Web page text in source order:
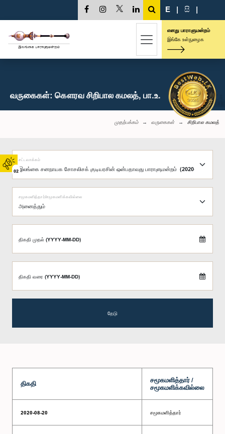
02
E | සි |
எனது பாராளுமன்றம்
இங்கே உள்நுழைக
வருகைகள்: கௌரவ சிறிபால கமலத், பா.உ.
முதற்பக்கம் வருகைகள் சிறிபால கமலத்
சட்டவாக்கம்
சமூகமளித்தார்/சமூகமளிக்கவில்லை
திகதி முதல் (YYYY-MM-DD)
திகதி வரை (YYYY-MM-DD)
தேடு
திகதி
சமூகமளித்தார் /
சமூகமளிக்கவில்லை
2020-08-20 சமூகமளித்தார்